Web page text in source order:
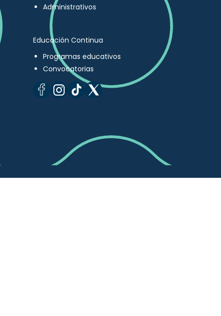
Administrativos
Educación Continua
Programas educativos
Convocatorias